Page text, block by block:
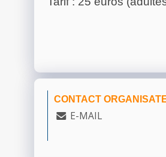
CONTACT
E-MAIL